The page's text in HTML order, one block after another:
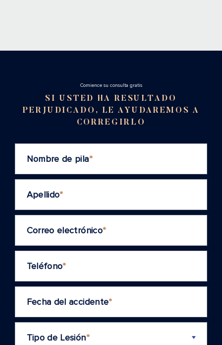
Cоmience su consulta gratis
SI USTED HA RESULTADO
PERJUDICADO, LE AYUDAREMOS A
CORREGIRLO
Nombre de pila*
Apellido*
Correo electrónico*
Teléfono*
Fecha del accidente*
Tipo de Lesión*